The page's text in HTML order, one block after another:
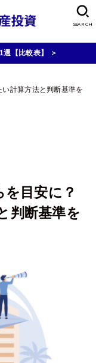
SEARCH
選【比較表】 ＞
計算方法と判断基準を
目安に？
判断基準を